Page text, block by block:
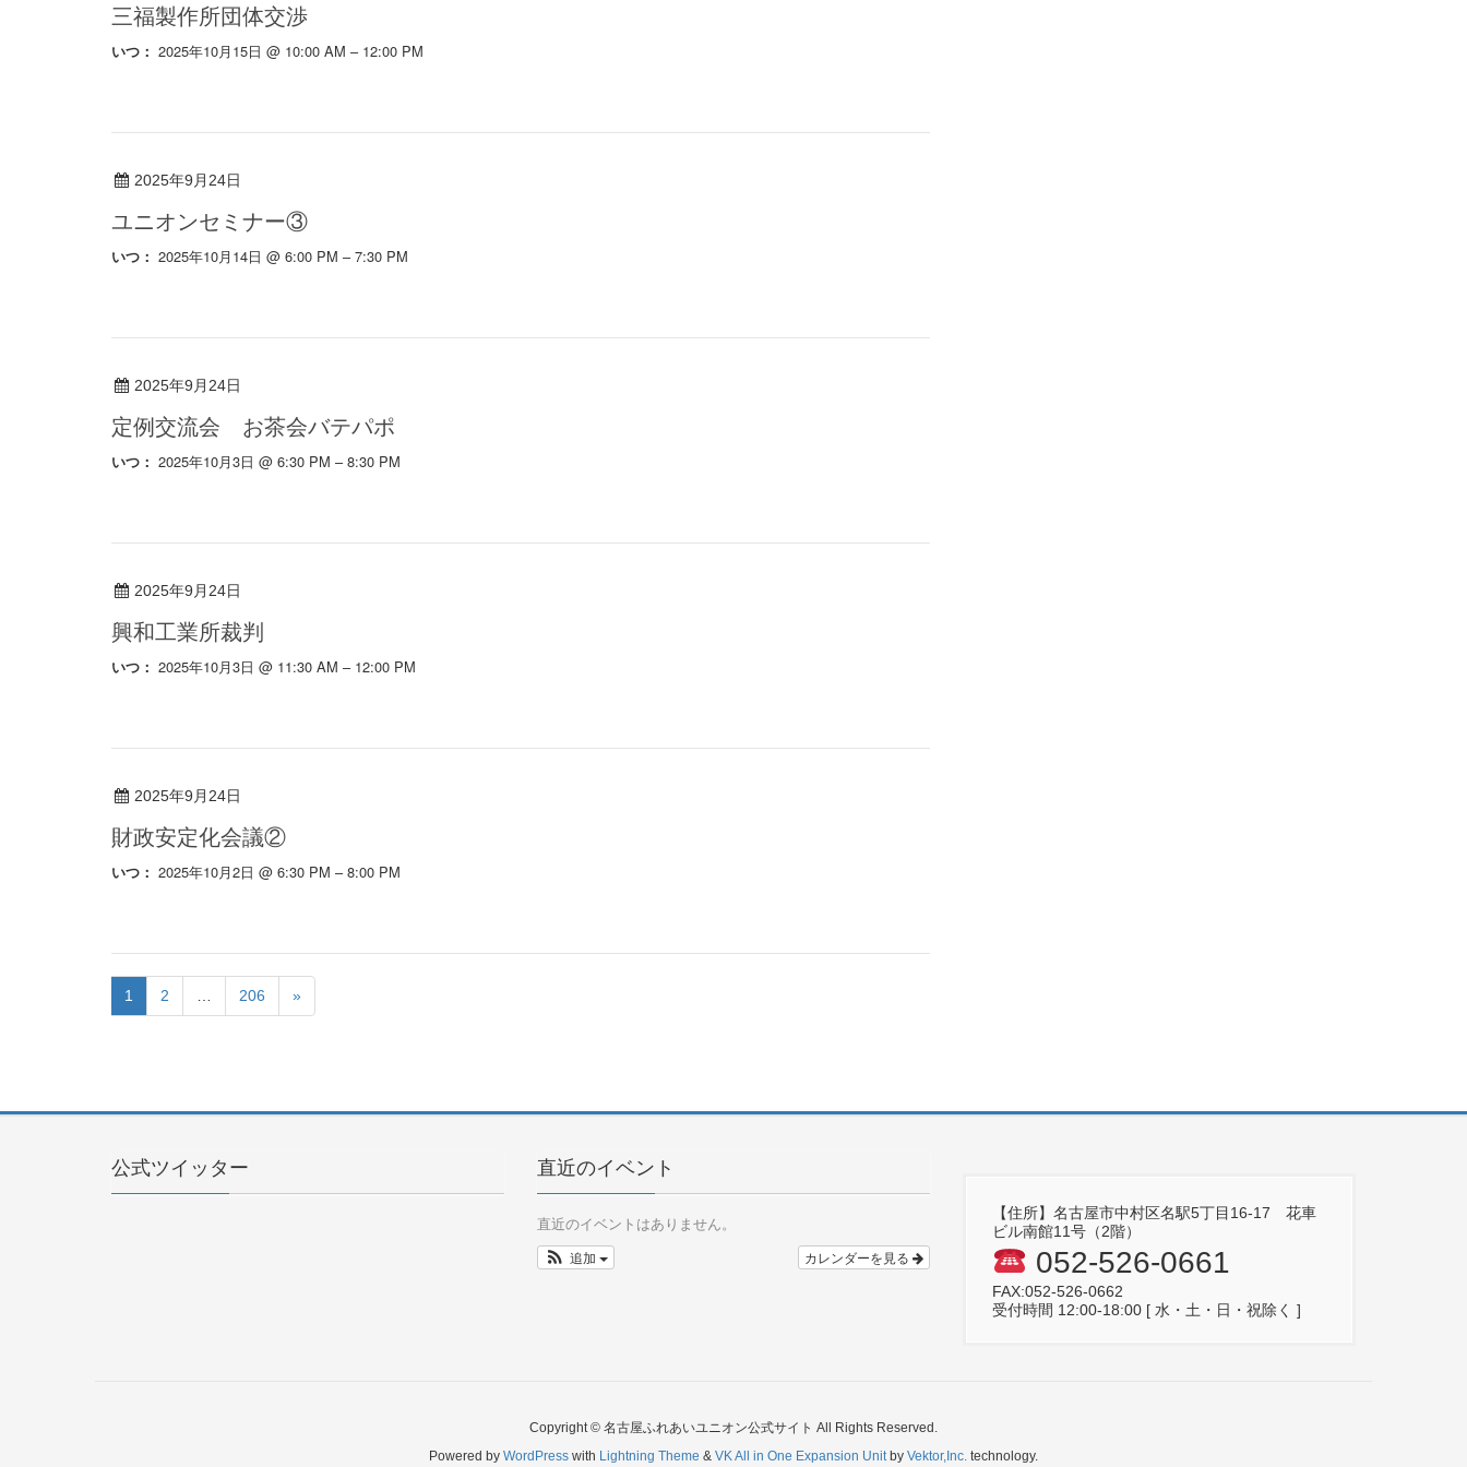
三福製作所団体交渉
いつ： 2025年10月15日 @ 10:00 AM – 12:00 PM
2025年9月24日
ユニオンセミナー③
いつ： 2025年10月14日 @ 6:00 PM – 7:30 PM
2025年9月24日
定例交流会 お茶会バテパポ
いつ： 2025年10月3日 @ 6:30 PM – 8:30 PM
2025年9月24日
興和工業所裁判
いつ： 2025年10月3日 @ 11:30 AM – 12:00 PM
2025年9月24日
財政安定化会議②
いつ： 2025年10月2日 @ 6:30 PM – 8:00 PM
1 2 206 »
公式ツイッター 直近のイベント
直近のイベントはありません。
カレンダーを見る
追加
【住所】名古屋市中村区名駅5丁目16-17 花車
ビル南館11号（2階）
052-526-0661
FAX:052-526-0662
受付時間 12:00-18:00 [ 水・土・日・祝除く ]
Copyright © 名古屋ふれあいユニオン公式サイト All Rights Reserved.
Powered by WordPress with Lightning Theme & VK All in One Expansion Unitby Vektor,Inc. technology.